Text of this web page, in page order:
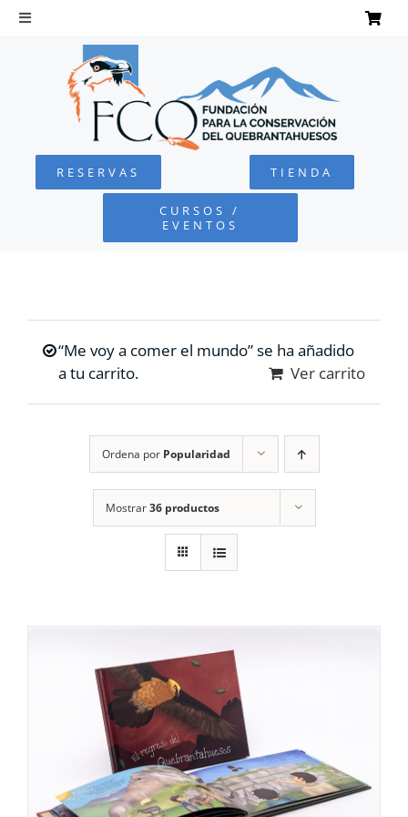
Saltar
Toggle
Navigation
QUEBRANTAHUESOS
FUNDACIÓN
RESERVAS TIENDA
CURSOS /
EVENTOS
“Me voy a comer el mundo” se ha añadido
a tu carrito.
Ver carrito
Ordena por Popularidad
Mostrar36 productos